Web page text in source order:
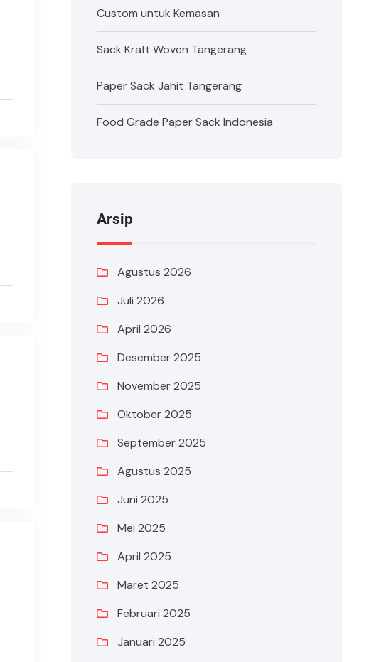
Custom untuk Kemasan
Sack Kraft Woven Tangerang
Paper Sack Jahit Tangerang
Food Grade Paper Sack Indonesia
Arsip
Agustus 2026
Juli 2026
April 2026
Desember 2025
November 2025
Oktober 2025
September 2025
Agustus 2025
Juni 2025
Mei 2025
April 2025
Maret 2025
Februari 2025
Januari 2025